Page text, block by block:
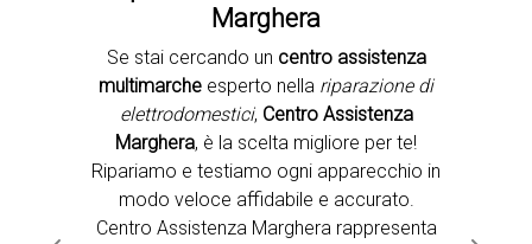
Second slide
Marghera
Se stai cercando un centro assistenza
multimarche esperto nella riparazione di
elettrodomestici, Centro Assistenza
Marghera, è la scelta migliore per te!
Ripariamo e testiamo ogni apparecchio in
modo veloce affidabile e accurato.
Centro Assistenza Marghera rappresenta